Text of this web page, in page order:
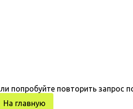
попробуйте повторить запрос
На главную